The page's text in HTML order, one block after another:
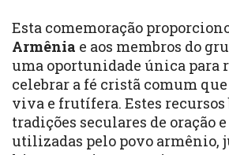
Esta comemoração
Armênia e aos membros do
uma oportunidade única para
celebrar a fé cristã comum
viva e frutífera. Estes recursos
tradições seculares de oração
utilizadas pelo povo armênio,